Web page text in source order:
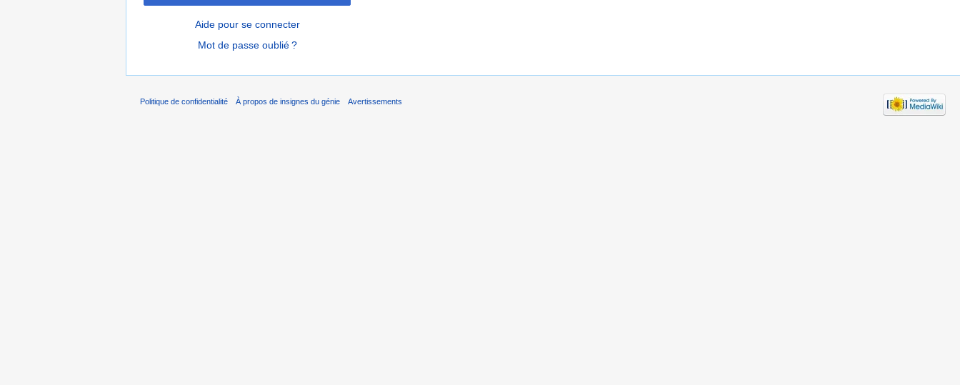
Aide pour se connecter
Mot de passe oublié ?
Politique de confidentialité À propos de insignes du génie Avertissements